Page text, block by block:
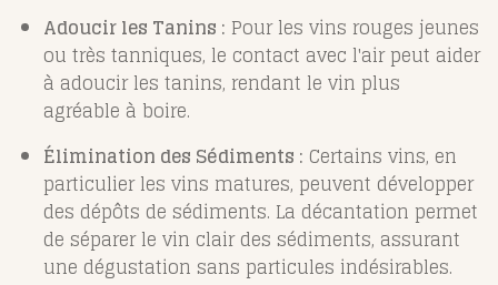
Adoucir les Tanins : Pour les vins rouges jeunes
ou très tanniques, le contact avec l'air peut aider
à adoucir les tanins, rendant le vin plus
agréable à boire.
Élimination des Sédiments : Certains vins, en
particulier les vins matures, peuvent développer
des dépôts de sédiments. La décantation permet
de séparer le vin clair des sédiments, assurant
une dégustation sans particules indésirables.